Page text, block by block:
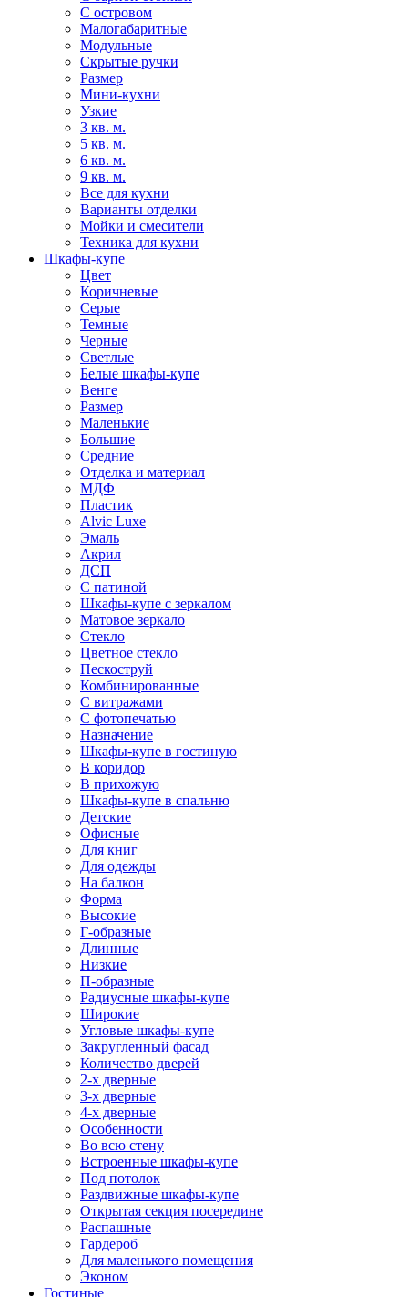
С островом
Малогабаритные
Модульные
Скрытые ручки
Размер
Мини-кухни
Узкие
3 кв. м.
5 кв. м.
6 кв. м.
9 кв. м.
Все для кухни
Варианты отделки
Мойки и смесители
Техника для кухни
Шкафы-купе
Цвет
Коричневые
Серые
Темные
Черные
Светлые
Белые шкафы-купе
Венге
Размер
Маленькие
Большие
Средние
Отделка и материал
МДФ
Пластик
Alvic Luxe
Эмаль
Акрил
ДСП
С патиной
Шкафы-купе с зеркалом
Матовое зеркало
Стекло
Цветное стекло
Пескоструй
Комбинированные
С витражами
С фотопечатью
Назначение
Шкафы-купе в гостиную
В коридор
В прихожую
Шкафы-купе в спальню
Детские
Офисные
Для книг
Для одежды
На балкон
Форма
Высокие
Г-образные
Длинные
Низкие
П-образные
Радиусные шкафы-купе
Широкие
Угловые шкафы-купе
Закругленный фасад
Количество дверей
2-х дверные
3-х дверные
4-х дверные
Особенности
Во всю стену
Встроенные шкафы-купе
Под потолок
Раздвижные шкафы-купе
Открытая секция посередине
Распашные
Гардероб
Для маленького помещения
Эконом
Гостиные